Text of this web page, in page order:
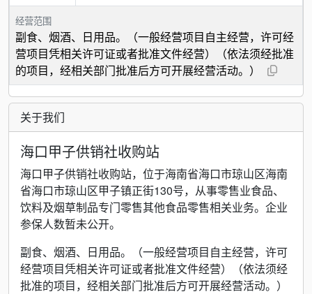
经营范围
副食、烟酒、日用品。（一般经营项目自主经营，许可经
营项目凭相关许可证或者批准文件经营）（依法须经批准
的项目，经相关部门批准后方可开展经营活动。）
关于我们
海口甲子供销社收购站
海口甲子供销社收购站，位于海南省海口市琼山区海南
省海口市琼山区甲子镇正街130号，从事零售业食品、
饮料及烟草制品专门零售其他食品零售相关业务。企业
参保人数暂未公开。
副食、烟酒、日用品。（一般经营项目自主经营，许可
经营项目凭相关许可证或者批准文件经营）（依法须经
批准的项目，经相关部门批准后方可开展经营活动。）